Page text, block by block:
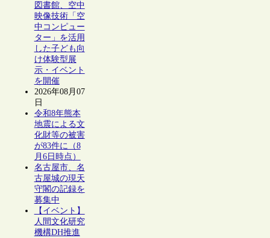
図書館、空中
映像技術「空
中コンピュー
ター」を活用
した子ども向
け体験型展
示・イベント
を開催
2026年08月07
日
令和8年熊本
地震による文
化財等の被害
が83件に（8
月6日時点）
名古屋市、名
古屋城の現天
守閣の記録を
募集中
【イベント】
人間文化研究
機構DH推進